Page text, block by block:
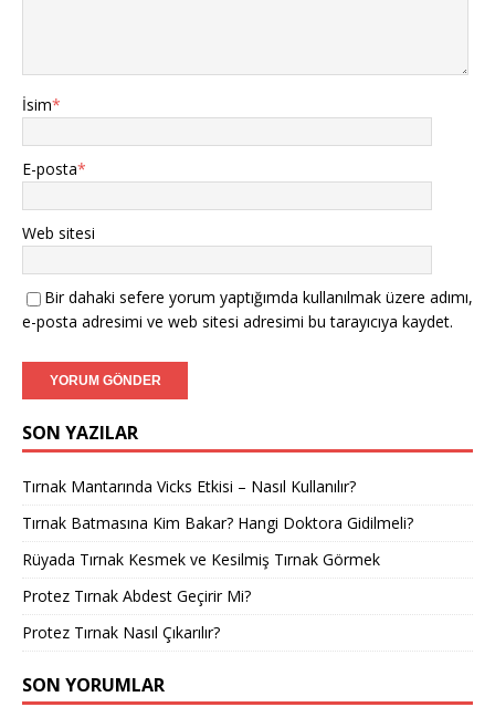
İsim*
E-posta*
Web sitesi
Bir dahaki sefere yorum yaptığımda kullanılmak üzere adımı,
e-posta adresimi ve web sitesi adresimi bu tarayıcıya kaydet.
SON YAZILAR
Tırnak Mantarında Vicks Etkisi – Nasıl Kullanılır?
Tırnak Batmasına Kim Bakar? Hangi Doktora Gidilmeli?
Rüyada Tırnak Kesmek ve Kesilmiş Tırnak Görmek
Protez Tırnak Abdest Geçirir Mi?
Protez Tırnak Nasıl Çıkarılır?
SON YORUMLAR